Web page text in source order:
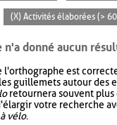
(X) Activités élaborées (>
n'a donné aucun
l'orthographe est
guillemets autour des
retournera souvent plus
votre recherche
vélo.